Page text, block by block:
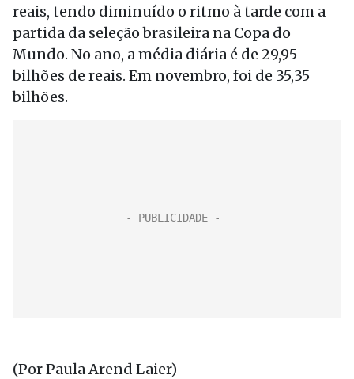
reais, tendo diminuído o ritmo à tarde com a
partida da seleção brasileira na Copa do
Mundo. No ano, a média diária é de 29,95
bilhões de reais. Em novembro, foi de 35,35
bilhões.
(Por Paula Arend Laier)